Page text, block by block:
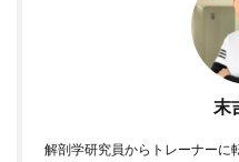
末
解剖学研究員からトレーナーに